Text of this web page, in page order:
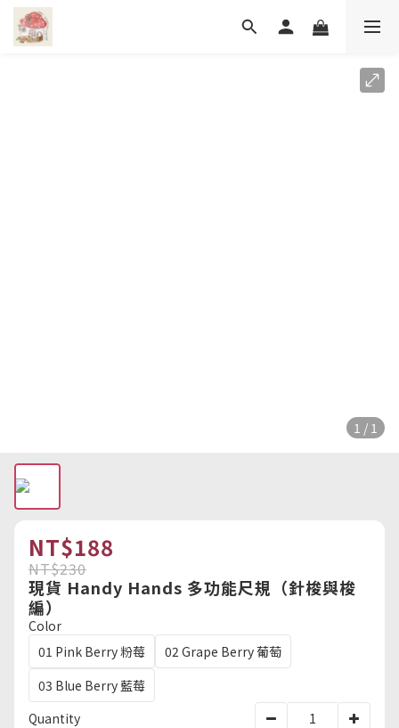
1 / 1
NT$188
NT$230
現貨 Handy Hands 多功能尺規（針梭與梭
編）
Color
01 Pink Berry 粉莓
02 Grape Berry 葡萄
03 Blue Berry 藍莓
Quantity